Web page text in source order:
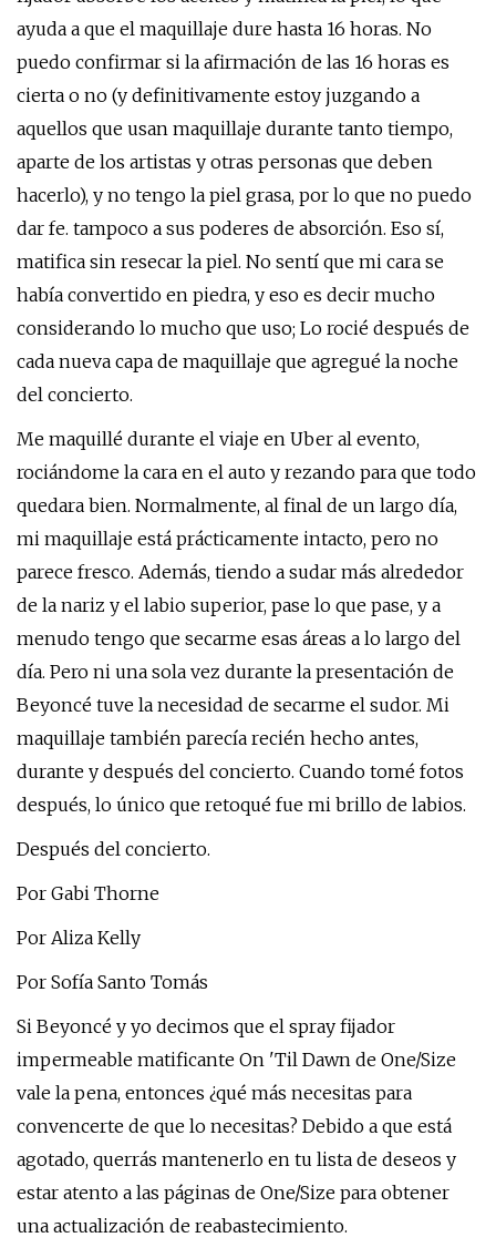
ayuda a que el maquillaje dure hasta 16 horas. No
puedo confirmar si la afirmación de las 16 horas es
cierta o no (y definitivamente estoy juzgando a
aquellos que usan maquillaje durante tanto tiempo,
aparte de los artistas y otras personas que deben
hacerlo), y no tengo la piel grasa, por lo que no puedo
dar fe. tampoco a sus poderes de absorción. Eso sí,
matifica sin resecar la piel. No sentí que mi cara se
había convertido en piedra, y eso es decir mucho
considerando lo mucho que uso; Lo rocié después de
cada nueva capa de maquillaje que agregué la noche
del concierto.
Me maquillé durante el viaje en Uber al evento,
rociándome la cara en el auto y rezando para que todo
quedara bien. Normalmente, al final de un largo día,
mi maquillaje está prácticamente intacto, pero no
parece fresco. Además, tiendo a sudar más alrededor
de la nariz y el labio superior, pase lo que pase, y a
menudo tengo que secarme esas áreas a lo largo del
día. Pero ni una sola vez durante la presentación de
Beyoncé tuve la necesidad de secarme el sudor. Mi
maquillaje también parecía recién hecho antes,
durante y después del concierto. Cuando tomé fotos
después, lo único que retoqué fue mi brillo de labios.
Después del concierto.
Por Gabi Thorne
Por Aliza Kelly
Por Sofía Santo Tomás
Si Beyoncé y yo decimos que el spray fijador
impermeable matificante On 'Til Dawn de One/Size
vale la pena, entonces ¿qué más necesitas para
convencerte de que lo necesitas? Debido a que está
agotado, querrás mantenerlo en tu lista de deseos y
estar atento a las páginas de One/Size para obtener
una actualización de reabastecimiento.